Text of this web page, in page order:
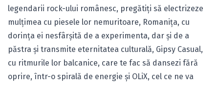
legendarii rock-ului românesc, pregătiți să electrizeze
mulțimea cu piesele lor nemuritoare, Romanița, cu
dorința ei nesfârșită de a experimenta, dar și de a
păstra și transmite eternitatea culturală, Gipsy Casual,
cu ritmurile lor balcanice, care te fac să dansezi fără
oprire, într-o spirală de energie și OLiX, cel ce ne va